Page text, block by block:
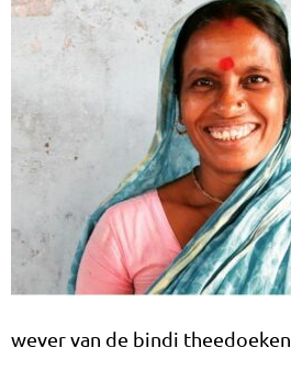
wever van de bindi theedoeken